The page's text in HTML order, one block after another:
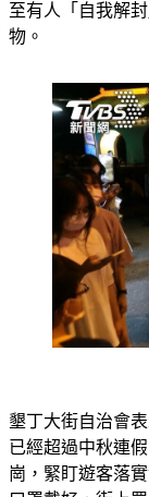
至有人「自我解
物。
墾丁大街自治會
已經超過中秋連
崗，緊盯遊客落